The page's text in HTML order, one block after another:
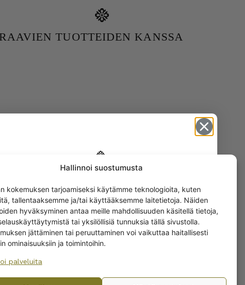
Hallinnoi suostumusta
kokemuksen tarjoamiseksi käytämme teknologioita, kuten
tallentaaksemme ja/tai käyttääksemme laitetietoja. Näiden
hyväksyminen antaa meille mahdollisuuden käsitellä tietoja,
tai yksilöllisiä tunnuksia tällä sivustolla.
jättäminen tai peruuttaminen voi vaikuttaa haitallisesti
ominaisuuksiin ja toimintoihin.
palveluita
TUOTTEIDEN KANSSA
Get -5%
off?
Yes! I want the discount